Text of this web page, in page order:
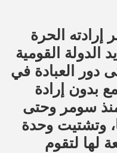
الحرة
الدولة القومية
دور العبادة في
بدون إرادة
منذ سومر وحتى
وتشتيت وحدة
لها لتقوم